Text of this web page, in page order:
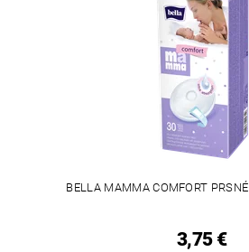
BELLA MAMMA COMFORT
3,75 €